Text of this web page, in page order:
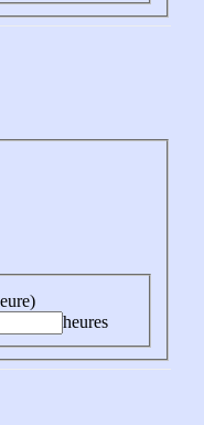
heures